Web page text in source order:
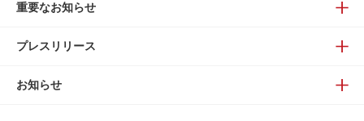
重要なお知らせ
プレスリリース
お知らせ